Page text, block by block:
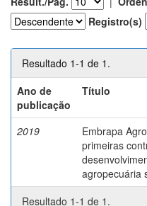
Registro(s)
Resultado 1-1 de 1.
Ano de
publicação
Título
2019
Embrapa
primeiras
agropecuária
Resultado 1-1 de 1.